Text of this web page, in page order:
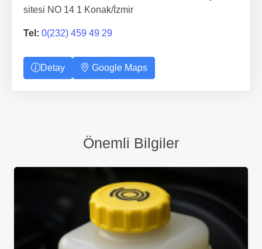
sitesi NO 14 1 Konak/İzmir
Tel: 0(232) 459 49 29
Detay Google Maps
Önemli Bilgiler